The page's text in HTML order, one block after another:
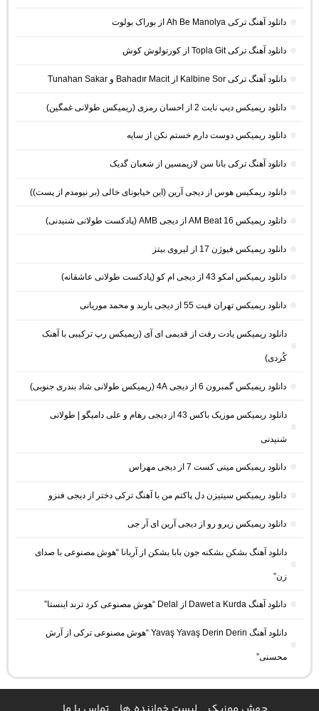
دانلود آهنگ ترکی Ah Be Manolya از بوراک بولوت
دانلود آهنگ ترکی Topla Git از کورتولوش کوش
دانلود آهنگ ترکی Kalbine Sor از Bahadır Macit و Tunahan Sakar
دانلود ریمیکس دیپ نایت 2 از احسان رمزی (ریمیکس طولانی غمگین)
دانلود ریمیکس دوست دارم خستم نکن از سایه
دانلود آهنگ ترکی بانا سن لازیمسین از شعبان گدیک
دانلود ریمکیس هوس از دیجی آرین (این خیابونای خالی (بر نیومدم از پست))
دانلود ریمیکس AM Beat 16 از دیجی AMB (پادکست طولانی شنیدنی)
دانلود ریمیکس فیوژن 17 از لیروی بیتز
دانلود ریمیکس امکو 43 از دیجی ام کو (پادکست طولانی عاشقانه)
دانلود ریمیکس تهران فیت 55 از دیجی باربد و محمد موریانی
دانلود ریمیکس یادت رفت از قدیمی ای آی (ریمیکس رپ ترکیبی با آهنک
کُردی)
دانلود ریمیکس گمبرون 6 از دیجی 4A (ریمیکس طولانی شاد بندری جنوبی)
دانلود ریمیکس موزیک باکس 43 از دیجی رهام و علی دامیگو | طولانی
شنیدنی
دانلود ریمیکس مینی کست 7 از دیجی مهراس
دانلود ریمیکس سیتیزن دل پاکتم من با آهنگ ترکی دختر از دیجی فنزو
دانلود ریمیکس زیرو رو از دیجی آرین ای آر جی
دانلود آهنگ بشکن بشکنه جون بابا بشکن از آریانا “هوش مصنوعی با صدای
زن”
دانلود آهنگ Dawet a Kurda از Delal “هوش مصنوعی کرد ترند اینستا”
دانلود آهنگ Yavaş Yavaş Derin Derin “هوش مصنوعی ترکی از آرش
محسنی”